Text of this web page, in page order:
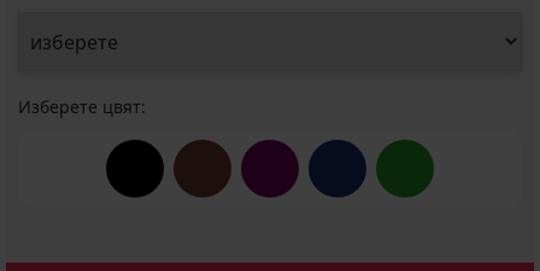
Изберете цвят: